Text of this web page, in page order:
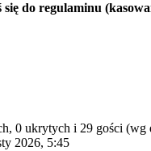
się do regulaminu
0 ukrytych i 29 gości (wg
2026, 5:45